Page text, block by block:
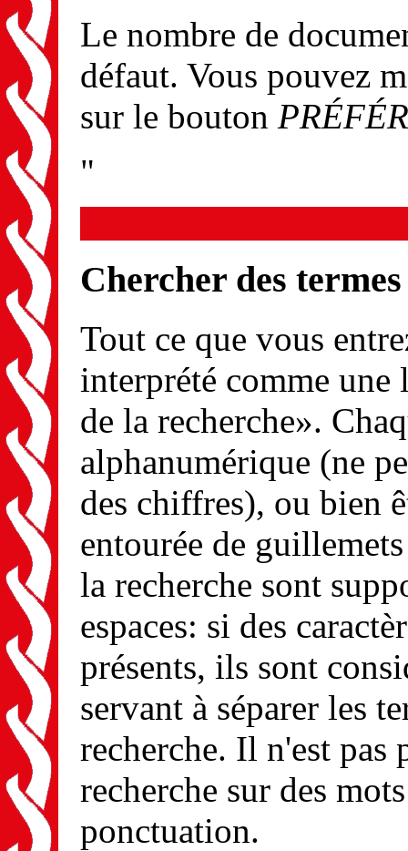
Le nombre de
défaut. Vous pouvez
sur le bouton
"
Chercher des termes
Tout ce que vous
interprété comme une
de la recherche».
alphanumérique (ne
des chiffres), ou bien
entourée de
la recherche sont
espaces: si des
présents, ils sont
servant à séparer les
recherche. Il n'est pas
recherche sur des
ponctuation.